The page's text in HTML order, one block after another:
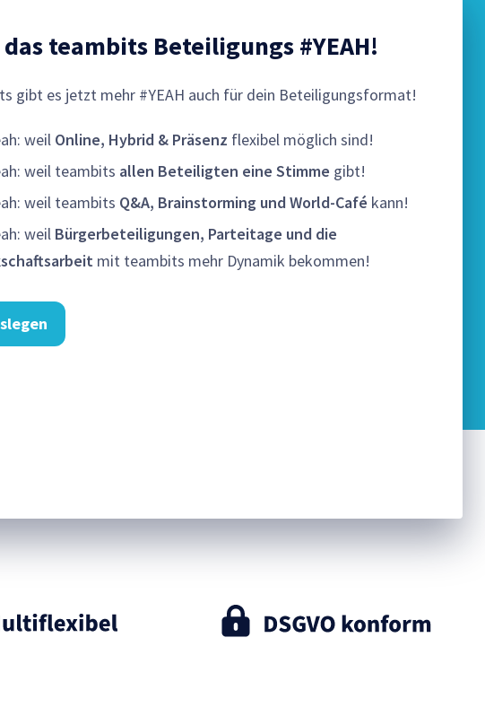
teambits Beteiligungs #YEAH!
gibt es jetzt mehr #YEAH auch für dein Beteiligungsformat!
weil Online, Hybrid & Präsenz flexibel möglich sind!
weil teambits allen Beteiligten eine Stimme gibt!
weil teambits Q&A, Brainstorming und World-Café kann!
weil Bürgerbeteiligungen, Parteitage und die
mit teambits mehr Dynamik bekommen!